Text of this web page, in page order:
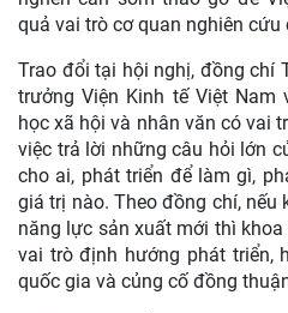
quả vai trò cơ quan nghiên
Trao đổi tại hội nghị, đồng chí
trưởng Viện Kinh tế Việt Nam
học xã hội và nhân văn có vai
việc trả lời những câu hỏi lớn
cho ai, phát triển để làm gì,
giá trị nào. Theo đồng chí, nếu
năng lực sản xuất mới thì
vai trò định hướng phát triển,
quốc gia và củng cố đồng